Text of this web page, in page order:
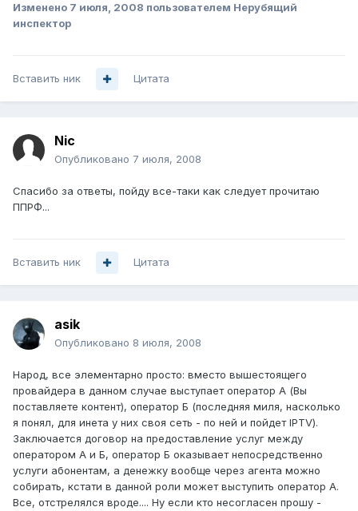
Изменено 7 июля, 2008 пользователем Нерубящий
инспектор
Вставить ник Цитата
Nic
Опубликовано 7 июля, 2008
Спасибо за ответы, пойду все-таки как следует прочитаю
ППРФ...
Вставить ник Цитата
asik
Опубликовано 8 июля, 2008
Народ, все элементарно просто: вместо вышестоящего
провайдера в данном случае выступает оператор А (Вы
поставляете контент), оператор Б (последняя миля, насколько
я понял, для инета у них своя сеть - по ней и пойдет IPTV).
Заключается договор на предоставление услуг между
оператором А и Б, оператор Б оказывает непосредственно
услуги абонентам, а денежку вообще через агента можно
собирать, кстати в данной роли может выступить оператор А.
Все, отстрелялся вроде.... Ну если кто несогласен прошу -